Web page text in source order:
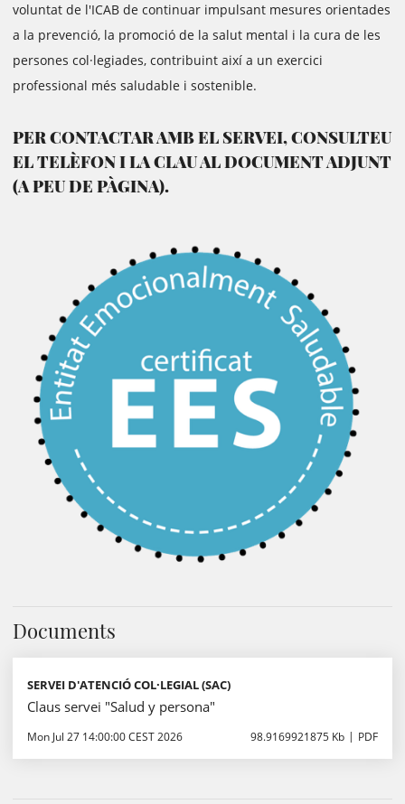
voluntat de l'ICAB de continuar impulsant mesures orientades
a la prevenció, la promoció de la salut mental i la cura de les
persones col·legiades, contribuint així a un exercici
professional més saludable i sostenible.
PER CONTACTAR AMB EL SERVEI, CONSULTEU
EL TELÈFON I LA CLAU AL DOCUMENT ADJUNT
(A PEU DE PÀGINA).
Documents
SERVEI D'ATENCIÓ COL·LEGIAL (SAC)
Claus servei "Salud y persona"
Mon Jul 27 14:00:00 CEST 2026 98.9169921875 Kb PDF